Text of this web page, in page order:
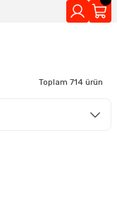
Toplam 714 ürün